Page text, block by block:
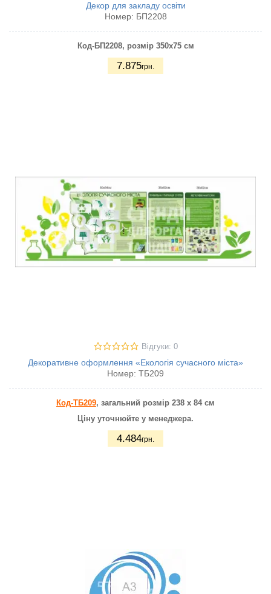
Декор для закладу освіти
Номер: БП2208
Код-БП2208, розмір 350х75 см
7.875грн.
Відгуки: 0
Декоративне оформлення «Екологія сучасного міста»
Номер: ТБ209
Код-ТБ209, загальний розмір 238 х 84 см
Ціну уточнюйте у менеджера.
4.484грн.